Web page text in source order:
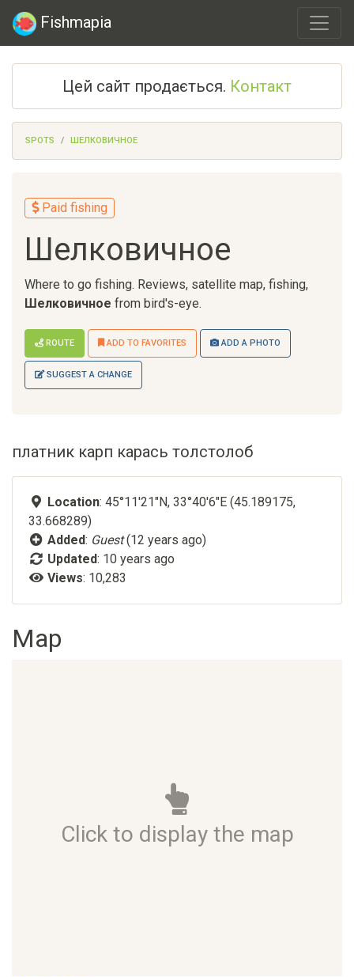
Fishmapia
Цей сайт продається. Контакт
SPOTS ШЕЛКОВИЧНОЕ
Paid fishing
Шелковичное
Where to go fishing. Reviews, satellite map, fishing,
Шелковичное from bird's-eye.
ROUTE ADD TO FAVORITES ADD A PHOTO
SUGGEST A CHANGE
платник карп карась толстолоб
Location: 45°11'21"N, 33°40'6"E (45.189175,
33.668289)
Added: Guest(12 years ago)
Updated: 10 years ago
Views: 10,283
Map
Click to display the map